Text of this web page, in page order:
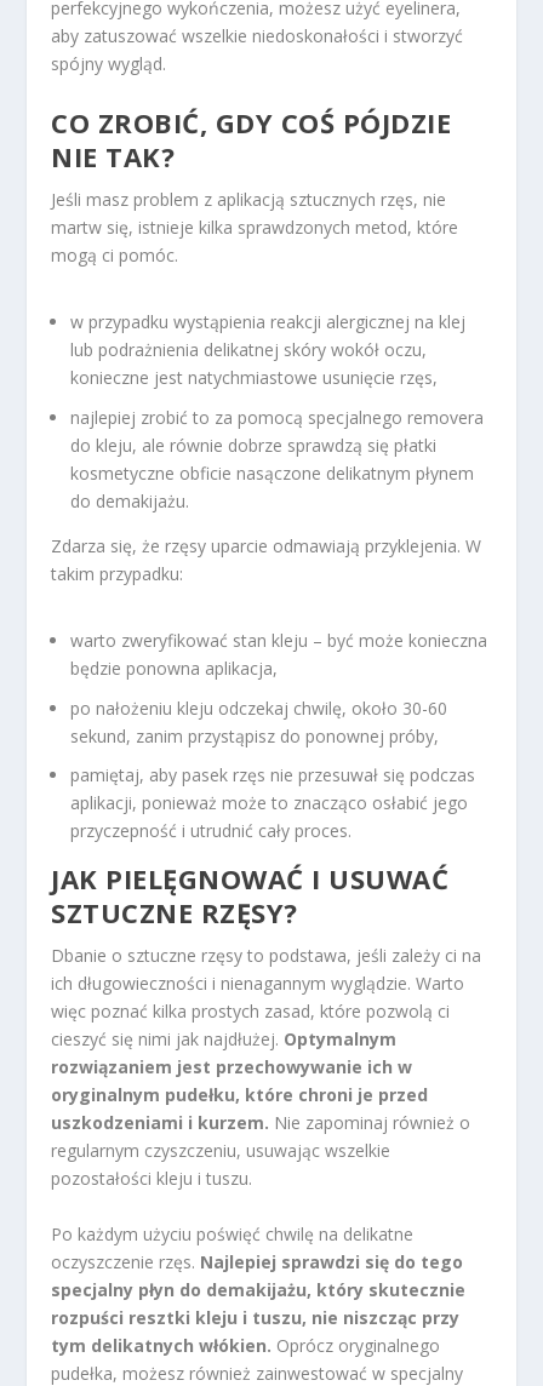
perfekcyjnego wykończenia, możesz użyć eyelinera,
aby zatuszować wszelkie niedoskonałości i stworzyć
spójny wygląd.
CO ZROBIĆ, GDY COŚ PÓJDZIE
NIE TAK?
Jeśli masz problem z aplikacją sztucznych rzęs, nie
martw się, istnieje kilka sprawdzonych metod, które
mogą ci pomóc.
w przypadku wystąpienia reakcji alergicznej na klej
lub podrażnienia delikatnej skóry wokół oczu,
konieczne jest natychmiastowe usunięcie rzęs,
najlepiej zrobić to za pomocą specjalnego removera
do kleju, ale równie dobrze sprawdzą się płatki
kosmetyczne obficie nasączone delikatnym płynem
do demakijażu.
Zdarza się, że rzęsy uparcie odmawiają przyklejenia. W
takim przypadku:
warto zweryfikować stan kleju – być może konieczna
będzie ponowna aplikacja,
po nałożeniu kleju odczekaj chwilę, około 30-60
sekund, zanim przystąpisz do ponownej próby,
pamiętaj, aby pasek rzęs nie przesuwał się podczas
aplikacji, ponieważ może to znacząco osłabić jego
przyczepność i utrudnić cały proces.
JAK PIELĘGNOWAĆ I USUWAĆ
SZTUCZNE RZĘSY?
Dbanie o sztuczne rzęsy to podstawa, jeśli zależy ci na
ich długowieczności i nienagannym wyglądzie. Warto
więc poznać kilka prostych zasad, które pozwolą ci
cieszyć się nimi jak najdłużej. Optymalnym
rozwiązaniem jest przechowywanie ich w
oryginalnym pudełku, które chroni je przed
uszkodzeniami i kurzem. Nie zapominaj również o
regularnym czyszczeniu, usuwając wszelkie
pozostałości kleju i tuszu.
Po każdym użyciu poświęć chwilę na delikatne
oczyszczenie rzęs. Najlepiej sprawdzi się do tego
specjalny płyn do demakijażu, który skutecznie
rozpuści resztki kleju i tuszu, nie niszcząc przy
tym delikatnych włókien. Oprócz oryginalnego
pudełka, możesz również zainwestować w specjalny